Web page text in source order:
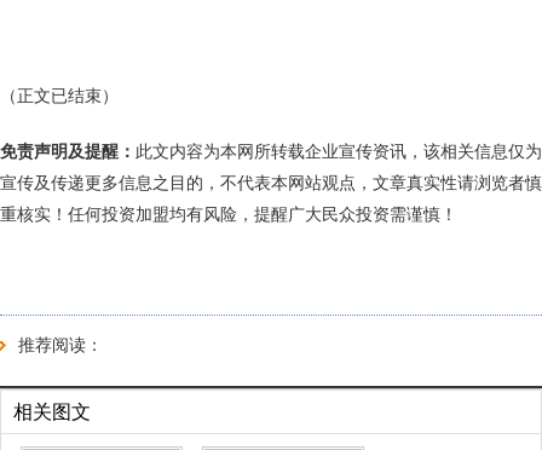
（正文已结束）
免责声明及提醒： 此文内容为本网所转载企业宣传资讯，该相关信息仅为
宣传及传递更多信息之目的，不代表本网站观点，文章真实性请浏览者慎
重核实！任何投资加盟均有风险，提醒广大民众投资需谨慎！
推荐阅读：
相关图文